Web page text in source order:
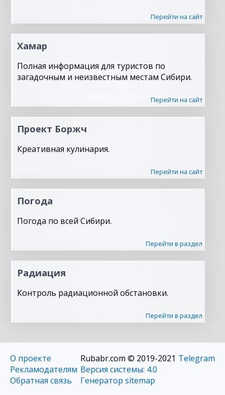
Перейти на сайт
Хамар
Полная информация для туристов по
загадочным и неизвестным местам Сибири.
Перейти на сайт
Проект Боржч
Креативная кулинария.
Перейти на сайт
Погода
Погода по всей Сибири.
Перейти в раздел
Радиация
Контроль радиационной обстановки.
Перейти в раздел
О проекте
Рекламодателям
Обратная связь
Rubabr.com © 2019-2021
Версия системы: 4.0
Генератор sitemap
Telegram